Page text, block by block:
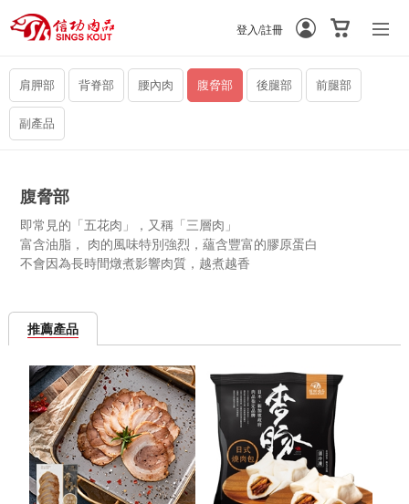
登入/註冊
肩胛部 背脊部 腰內肉 腹脅部 後腿部 前腿部
副產品
腹脅部
即常見的 「五花肉 」， 又稱 「三層肉 」
富含油脂， 肉的風味特別強烈，蘊含豐富的膠原蛋白
不會因為長時間燉煮影響肉質，越煮越香
推薦產品